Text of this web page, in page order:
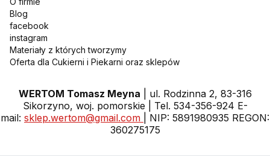
Blog
facebook
instagram
Materiały z których tworzymy
Oferta dla Cukierni i Piekarni oraz sklepów
WERTOM Tomasz Meyna | ul. Rodzinna 2, 83-316
Sikorzyno, woj. pomorskie | Tel. 534-356-924 E-
mail: sklep.wertom@gmail.com
| NIP: 5891980935 REGON:
360275175